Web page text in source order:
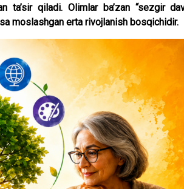
qiladi. Olimlar ba’zan “sezgir
moslashgan erta rivojlanish bosqichidir.